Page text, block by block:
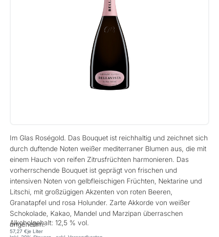
Im Glas Roségold. Das Bouquet ist reichhaltig und zeichnet sich
durch duftende Noten weißer mediterraner Blumen aus, die mit
einem Hauch von reifen Zitrusfrüchten harmonieren. Das
vorherrschende Bouquet ist geprägt von frischen und
intensiven Noten von gelbfleischigen Früchten, Nektarine und
Litschi, mit großzügigen Akzenten von roten Beeren,
Granatapfel und rosa Holunder. Zarte Akkorde von weißer
Schokolade, Kakao, Mandel und Marzipan überraschen
angenehm.
Alkoholgehalt: 12,5 % vol.
je Liter
57,27 €